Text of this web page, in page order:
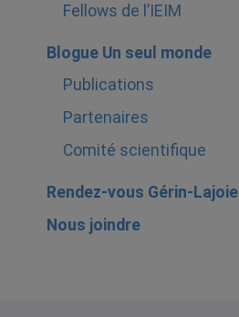
Fellows de l’IEIM
Blogue Un seul monde
Publications
Partenaires
Comité scientifique
Rendez-vous Gérin-Lajoie
Nous joindre